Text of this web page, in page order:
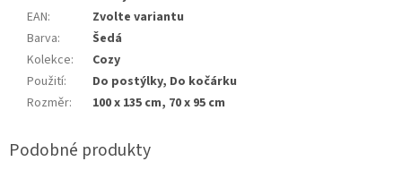
EAN:
Zvolte variantu
Barva:
Šedá
Kolekce:
Cozy
Použití:
Do postýlky, Do kočárku
Rozměr: 100 x 135 cm, 70 x 95 cm